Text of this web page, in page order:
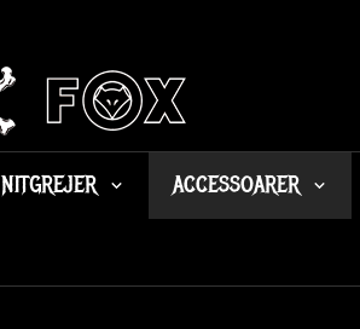
NITGREJER ACCESSOARER